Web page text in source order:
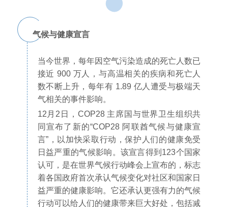
气候与健康宣言
当今世界，每年因空气污染造成的死亡人数已
接近 900 万人，与高温相关的疾病和死亡人
数不断上升，每年有 1.89 亿人遭受与极端天
气相关的事件影响。
12月2日，COP28 主席国与世界卫生组织共
同宣布了新的“COP28 阿联酋气候与健康宣
言”，以加快采取行动，保护人们的健康免受
日益严重的气候影响。该宣言得到123个国家
认可，是在世界气候行动峰会上宣布的，标志
着各国政府首次承认气候变化对社区和国家日
益严重的健康影响。它还承认更强有力的气候
行动可以给人们的健康带来巨大好处，包括减